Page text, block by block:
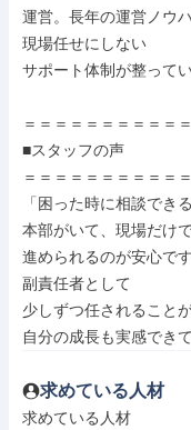
運営。長年の運営ノウ
現場任せにしない
サポート体制が整ってい
＝＝＝＝＝＝＝＝＝＝
■スタッフの声
＝＝＝＝＝＝＝＝＝＝
「困った時に相談でき
本部がいて、現場だけ
進められるのが安心です
副責任者として
少しずつ任されることが
自分の成長も実感でき
求めている人材
求めている人材